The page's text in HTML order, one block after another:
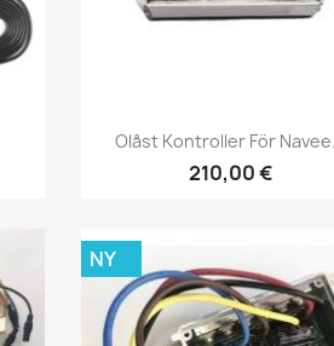
Snabbvy
Olåst Kontroller För
210,00 €
NY